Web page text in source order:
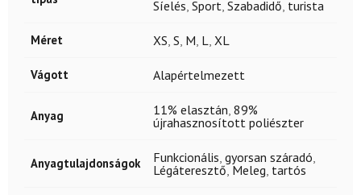
Síelés Sport Szabadidő turista
Méret XS S M L XL
Vágott Alapértelmezett
Anyag 11% elasztán 89%
újrahasznosított poliészter
Anyagtulajdonságok Funkcionális gyorsan száradó
Légáteresztő,Meleg tartós